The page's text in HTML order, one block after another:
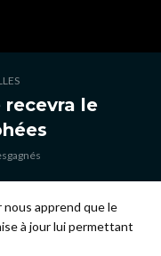
le
apprend que le
à jour lui permettant